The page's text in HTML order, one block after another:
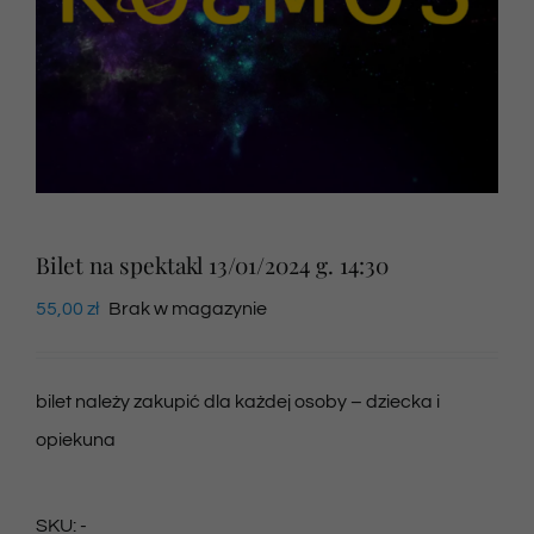
Newsletter
Bilet na spektakl 13/01/2024 g. 14:30
55,00 zł Brak w magazynie
bilet należy zakupić dla każdej osoby – dziecka i
opiekuna
SKU: -